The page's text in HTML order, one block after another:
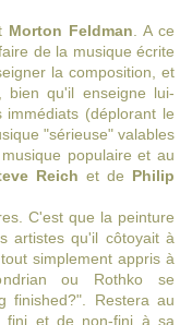
Morton Feldman . A ce
de la musique écrite
la composition, et
bien qu'il enseigne lui-
(déplorant le
"sérieuse" valables
populaire et au
Reich et de Philip
C'est que la peinture
artistes qu'il côtoyait à
simplement appris à
ou Rothko se
finished?". Restera au
fini et de non-fini à sa